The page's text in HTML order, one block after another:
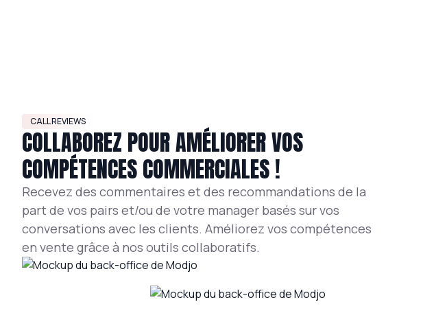
CALL REVIEWS
COLLABOREZ POUR AMÉLIORER VOS
COMPÉTENCES COMMERCIALES !
Recevez des commentaires et des recommandations de la
part de vos pairs et/ou de votre manager basés sur vos
conversations avec les clients. Améliorez vos compétences
en vente grâce à nos outils collaboratifs.